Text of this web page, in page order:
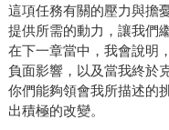
這項任務有關的壓力與擔
提供所需的動力，讓我們
在下一章當中，我會說明
負面影響，以及當我終於
你們能夠領會我所描述的
出積極的改變。